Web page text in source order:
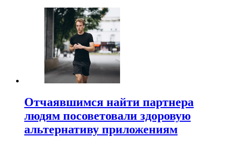
Отчаявшимся найти партнера
людям посоветовали здоровую
альтернативу приложениям